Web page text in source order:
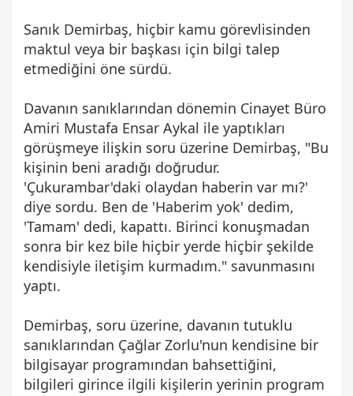
Sanık Demirbaş, hiçbir kamu görevlisinden
maktul veya bir başkası için bilgi talep
etmediğini öne sürdü.
Davanın sanıklarından dönemin Cinayet Büro
Amiri Mustafa Ensar Aykal ile yaptıkları
görüşmeye ilişkin soru üzerine Demirbaş, "Bu
kişinin beni aradığı doğrudur.
'Çukurambar'daki olaydan haberin var mı?'
diye sordu. Ben de 'Haberim yok' dedim,
'Tamam' dedi, kapattı. Birinci konuşmadan
sonra bir kez bile hiçbir yerde hiçbir şekilde
kendisiyle iletişim kurmadım." savunmasını
yaptı.
Demirbaş, soru üzerine, davanın tutuklu
sanıklarından Çağlar Zorlu'nun kendisine bir
bilgisayar programından bahsettiğini,
bilgileri girince ilgili kişilerin yerinin program